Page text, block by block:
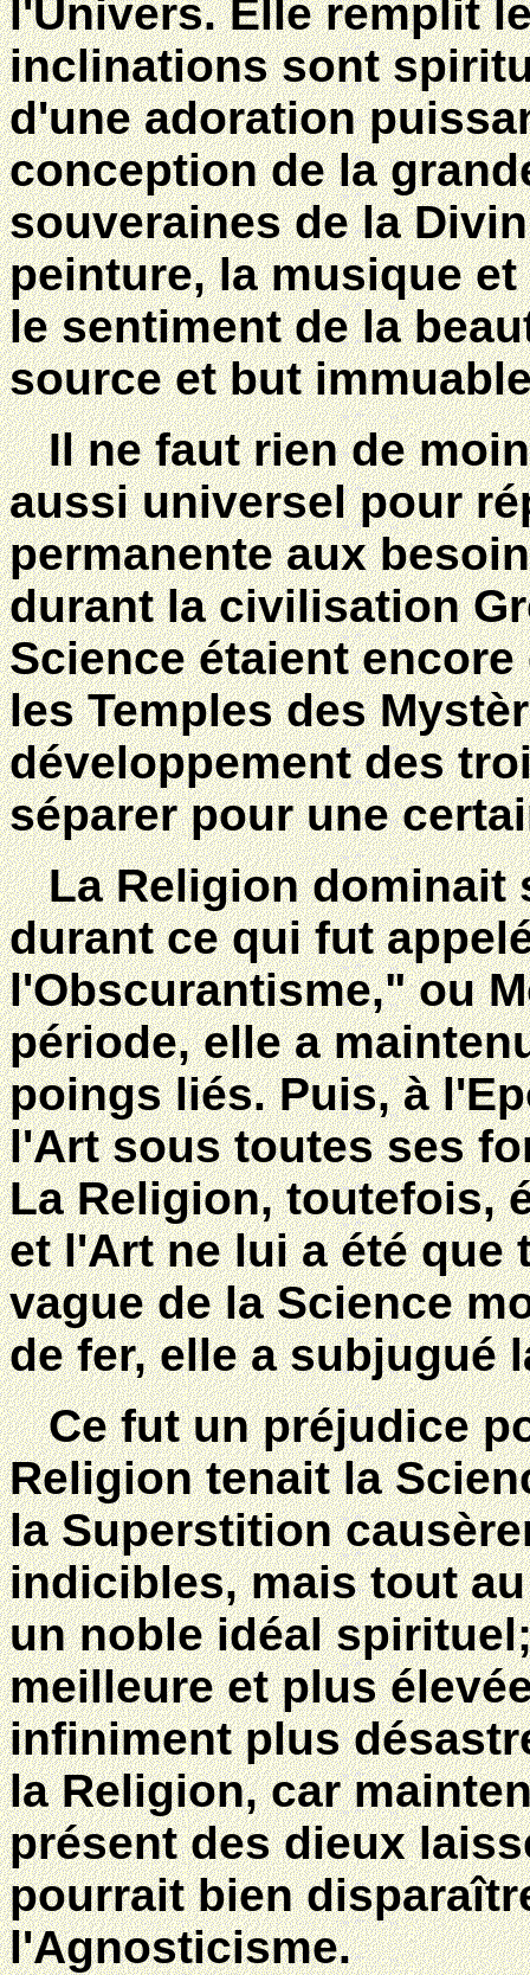
l'Univers. Elle remplit
inclinations sont
d'une adoration
conception de la
souveraines de la
peinture, la musique
le sentiment de la
source et but
Il ne faut rien de
aussi universel pour
permanente aux
durant la civilisation
Science étaient
les Temples des
développement des
séparer pour une
La Religion dominait
durant ce qui fut
l'Obscurantisme," ou
période, elle a
poings liés. Puis, à
l'Art sous toutes ses
La Religion, toutefois,
et l'Art ne lui a été que
vague de la Science
de fer, elle a subjugué
Ce fut un préjudice
Religion tenait la
la Superstition
indicibles, mais tout
un noble idéal
meilleure et plus
infiniment plus
la Religion, car
présent des dieux
pourrait bien
l'Agnosticisme.